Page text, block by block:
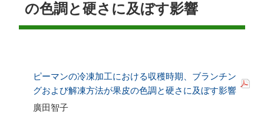
の色調と硬さに及ぼす影響
ピーマンの冷凍加工における収穫時期、ブランチン
グおよび解凍方法が果皮の色調と硬さに及ぼす影響
廣田智子